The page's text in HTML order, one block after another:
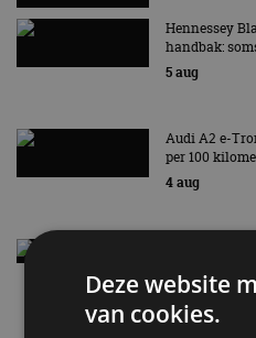
Hennessey
handbak:
5 aug
Audi A2 e-
per 100
4 aug
Elektrische
4 aug
Deze website
van cookies.